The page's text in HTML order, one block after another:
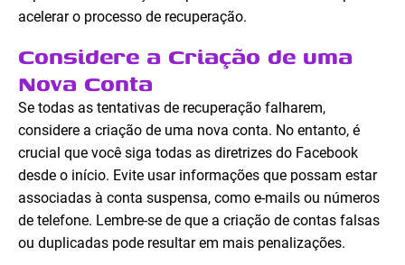
acelerar o processo de recuperação.
Considere a Criação de uma
Nova Conta
Se todas as tentativas de recuperação falharem,
considere a criação de uma nova conta. No entanto, é
crucial que você siga todas as diretrizes do Facebook
desde o início. Evite usar informações que possam estar
associadas à conta suspensa, como e-mails ou números
de telefone. Lembre-se de que a criação de contas falsas
ou duplicadas pode resultar em mais penalizações.